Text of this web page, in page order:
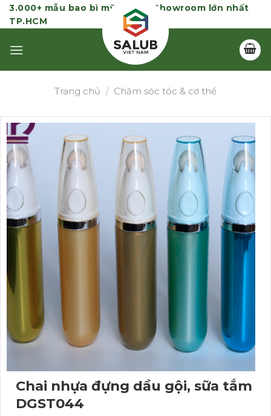
Skip
to
3.000+ mẫu bao bì mỹ phẩm | Showroom lớn nhất
TP.HCM
Trang chủ / Chăm sóc tóc & cơ thể
Chai nhựa đựng dầu gội, sữa tắm
DGST044